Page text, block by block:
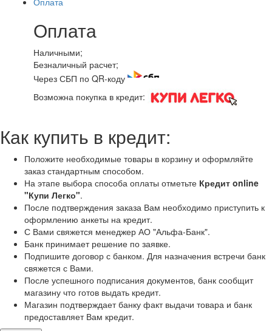
Оплата
Наличными;
Безналичный расчет;
Через СБП по QR-коду
Возможна покупка в кредит:
Как купить в кредит:
Положите необходимые товары в корзину и оформляйте
заказ стандартным способом.
На этапе выбора способа оплаты отметьте Кредит online
"Купи Легко".
После подтверждения заказа Вам необходимо приступить к
оформлению анкеты на кредит.
С Вами свяжется менеджер АО "Альфа-Банк".
Банк принимает решение по заявке.
Подпишите договор с банком. Для назначения встречи банк
свяжется с Вами.
После успешного подписания документов, банк сообщит
магазину что готов выдать кредит.
Магазин подтверждает банку факт выдачи товара и банк
предоставляет Вам кредит.